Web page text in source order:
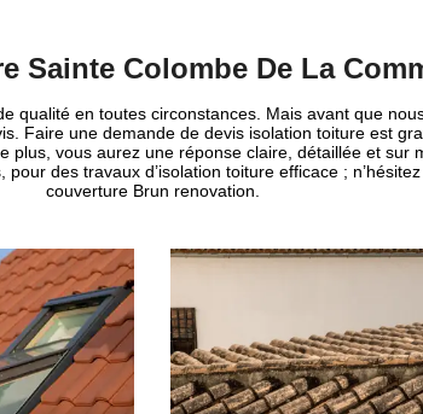
Sainte Colombe De La
qualité en toutes circonstances. Mais avant que
Faire une demande de devis isolation toiture est
plus, vous aurez une réponse claire, détaillée et sur
des travaux d’isolation toiture efficace ;
couverture Brun renovation.